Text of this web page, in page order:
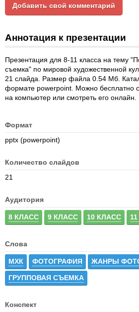
Добавить свой комментарий
Аннотация к презентации
Презентация для 8-11 класса на тему
съемка" по мировой художественной
21 слайда. Размер файла 0.54 Мб.
формате powerpoint. Можно бесплатно
на компьютер или смотреть его онлайн.
Формат
pptx (powerpoint)
Количество слайдов
21
Аудитория
8 КЛАСС 9 КЛАСС 10 КЛАСС
Слова
МХК ФОТОГРАФИЯ ЖАНРЫ
ГРУППОВАЯ СЪЕМКА
Конспект